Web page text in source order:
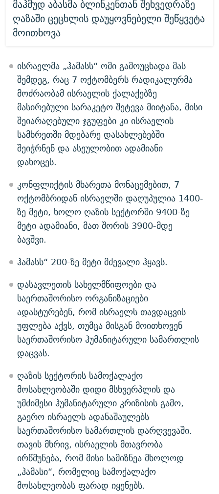
მაჰმუდ აბასმა ბლინკენთან შეხვედრაზე
ღაზაში ცეცხლის დაუყოვნებელი შეწყვეტა
მოითხოვა
ისრაელმა „ჰამასს“ ომი გამოუცხადა მას
შემდეგ, რაც 7 ოქტომბერს რადიკალურმა
მოძრაობამ ისრაელის ქალაქებზე
მასირებული სარაკეტო შეტევა მიიტანა, მისი
შეიარაღებული ჯგუფები კი ისრაელის
სამხრეთში მდებარე დასახლებებში
შეიჭრნენ და ასეულობით ადამიანი
დახოცეს.
კონფლიქტის მხარეთა მონაცემებით, 7
ოქტომბრიდან ისრაელში დაღუპულია 1400-
ზე მეტი, ხოლო ღაზის სექტორში 9400-ზე
მეტი ადამიანი, მათ შორის 3900-მდე
ბავშვი.
ჰამასს“ 200-ზე მეტი მძევალი ჰყავს.
დასავლეთის სახელმწიფოები და
საერთაშორისო ორგანიზაციები
ადასტურებენ, რომ ისრაელს თავდაცვის
უფლება აქვს, თუმცა მისგან მოითხოვენ
საერთაშორისო ჰუმანიტარული სამართლის
დაცვას.
ღაზის სექტორის სამოქალაქო
მოსახლეობაში დიდი მსხვერპლის და
უმძიმესი ჰუმანიტარული კრიზისის გამო,
გაერო ისრაელს ადანაშაულებს
საერთაშორისო სამართლის დარღვევაში.
თავის მხრივ, ისრაელის მთავრობა
ირწმუნება, რომ მისი სამიზნეა მხოლოდ
„ჰამასი“, რომელიც სამოქალაქო
მოსახლეობას ფარად იყენებს.